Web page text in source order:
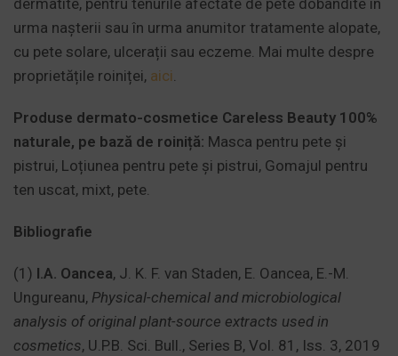
urma nașterii sau în urma anumitor tratamente alopate,
cu pete solare, ulcerații sau eczeme. Mai multe despre
proprietățile roiniței, aici
Produse dermato-cosmetice Careless Beauty 100%
naturale, pe bază de roiniță: Masca pentru pete și
pistrui, Loțiunea pentru pete și pistrui, Gomajul pentru
ten uscat, mixt, pete.
Bibliografie
(1) I.A. Oancea, J. K. F. van Staden, E. Oancea, E.-M.
Ungureanu, Physical-chemical and microbiological
analysis of original plant-source extracts used in
cosmetics, U.P.B. Sci. Bull., Series B, Vol. 81, Iss. 3, 2019